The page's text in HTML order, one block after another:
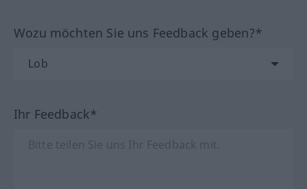
Wozu möchten Sie uns Feedback geben?*
Ihr Feedback*